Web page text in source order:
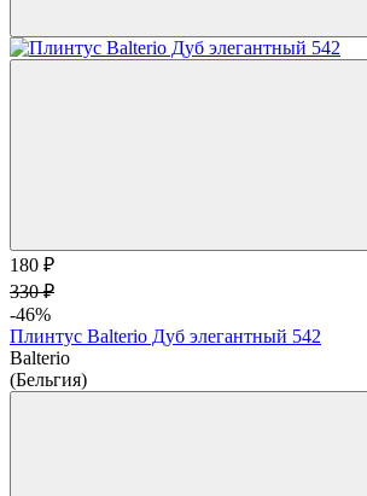
180 ₽
330 ₽
-46%
Плинтус Balterio Дуб элегантный 542
Balterio
(Бельгия)